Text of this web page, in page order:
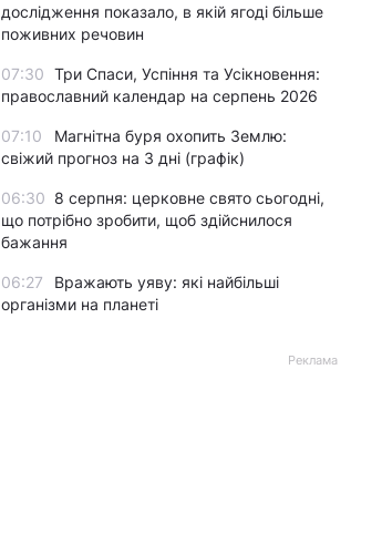
дослідження показало, в якій ягоді більше
поживних речовин
07:30 Три Спаси, Успіння та Усікновення:
православний календар на серпень 2026
07:10
Магнітна буря охопить Землю:
свіжий прогноз на 3 дні (графік)
06:30 8 серпня: церковне свято сьогодні,
що потрібно зробити, щоб здійснилося
бажання
06:27
Вражають уяву: які найбільші
організми на планеті
Реклама